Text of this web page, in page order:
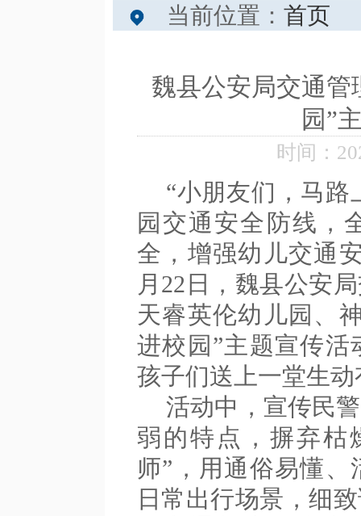
当前位置： 首页
魏县公安局交通管
园”
时间：
“小朋友们，马路
园交通安全防线，
全，增强幼儿交通
月22日，魏县公安
天睿英伦幼儿园、
进校园”主题宣传
孩子们送上一堂生
活动中，宣传民
弱的特点，摒弃枯
师”，用通俗易懂
日常出行场景，细